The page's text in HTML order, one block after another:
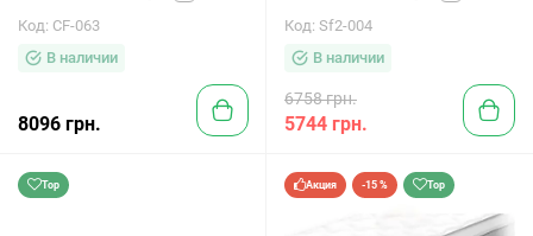
Код: CF-063
В наличии
8096 грн.
Код: Sf2-004
В наличии
6758 грн.
5744 грн.
Top Акция -15 % Top